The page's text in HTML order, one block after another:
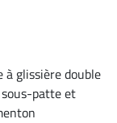
à glissière double
patte et